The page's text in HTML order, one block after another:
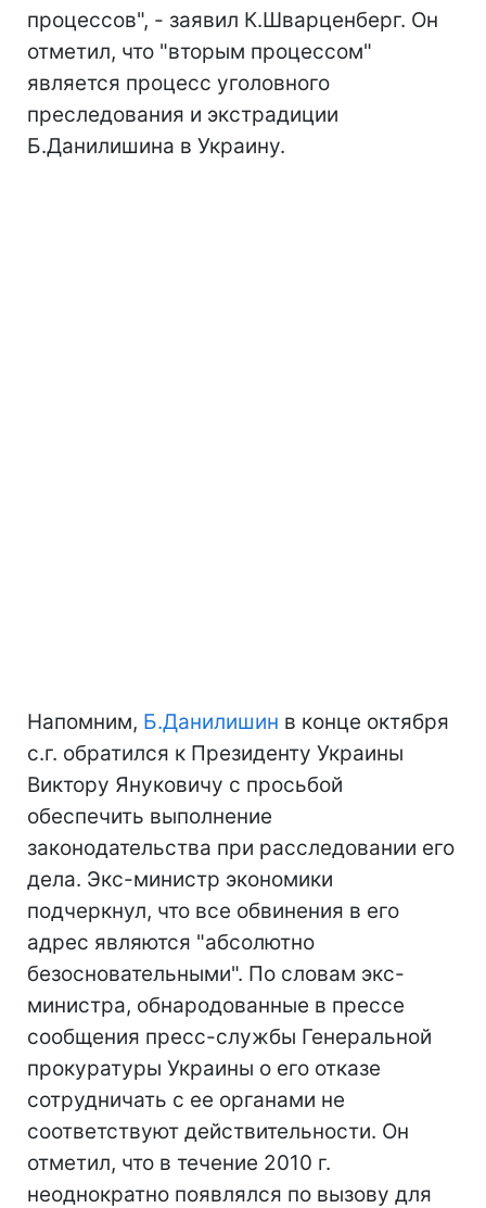
процессов", - заявил К.Шварценберг. Он
отметил, что "вторым процессом"
является процесс уголовного
преследования и экстрадиции
Б.Данилишина в Украину.
Напомним, Б.Данилишин в конце октября
с.г. обратился к Президенту Украины
Виктору Януковичу с просьбой
обеспечить выполнение
законодательства при расследовании его
дела. Экс-министр экономики
подчеркнул, что вcе обвинения в его
адрес являются "абсолютно
безосновательными". По словам экс-
министра, обнародованные в прессе
сообщения пресс-службы Генеральной
прокуратуры Украины о его отказе
сотрудничать с ее органами не
соответствуют действительности. Он
отметил, что в течение 2010 г.
неоднократно появлялся по вызову для